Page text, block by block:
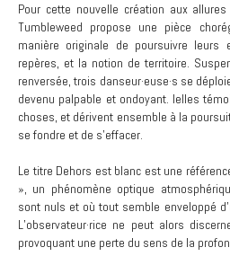
Pour cette nouvelle création aux
Tumbleweed propose une pièce
manière originale de poursuivre
repères, et la notion de territoire.
renversée, trois danseur·euse·s se
devenu palpable et ondoyant. Ielles
choses, et dérivent ensemble à la
se fondre et de s’effacer.
Le titre Dehors est blanc est une
», un phénomène optique
sont nuls et où tout semble enveloppé
L’observateur·rice ne peut alors
provoquant une perte du sens de la